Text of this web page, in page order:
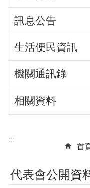
訊息公告
生活便民資訊
機關通訊錄
相關資料
:::
首
代表會公開資